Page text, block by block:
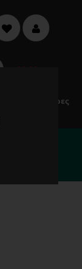
€0,00
Ανεμιστήρες